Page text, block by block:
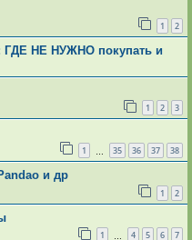
1 2
ГДЕ НЕ НУЖНО покупать и
1 2 3
1 35 36 37 38
и др
1 2
1 4 5 6 7